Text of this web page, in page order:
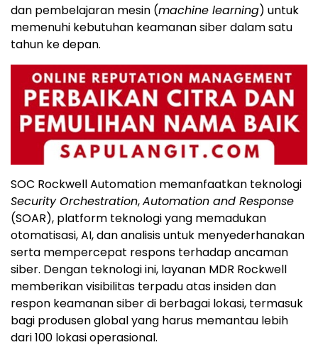
dan pembelajaran mesin (machine learning) untuk
memenuhi kebutuhan keamanan siber dalam satu
tahun ke depan.
SOC Rockwell Automation memanfaatkan teknologi
Security Orchestration,Automation and Response
(SOAR), platform teknologi yang memadukan
otomatisasi, AI, dan analisis untuk menyederhanakan
serta mempercepat respons terhadap ancaman
siber. Dengan teknologi ini, layanan MDR Rockwell
memberikan visibilitas terpadu atas insiden dan
respon keamanan siber di berbagai lokasi, termasuk
bagi produsen global yang harus memantau lebih
dari 100 lokasi operasional.